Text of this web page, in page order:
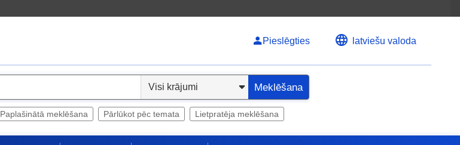
Pieslēgties latviešu valoda
Meklēšana
Paplašinātā meklēšana Pārlūkot pēc temata Lietpratēja meklēšana